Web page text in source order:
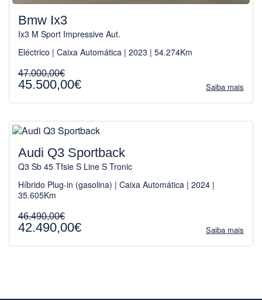
Bmw Ix3
Ix3 M Sport Impressive Aut.
Eléctrico | Caixa Automática | 2023 | 54.274Km
47.000,00€
45.500,00€ Saiba mais
Audi Q3 Sportback
Q3 Sb 45 Tfsie S Line S Tronic
Híbrido Plug-in (gasolina) | Caixa Automática | 2024 |
35.605Km
46.490,00€
42.490,00€ Saiba mais